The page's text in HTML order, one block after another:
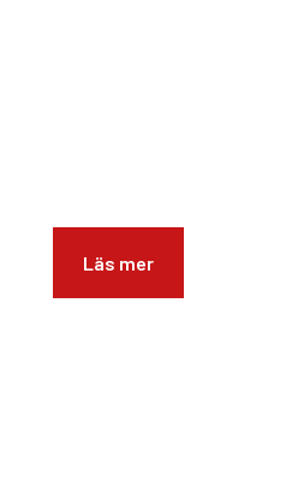
Läs mer